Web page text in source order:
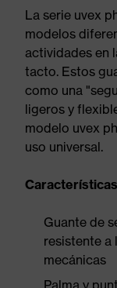
La serie uvex
modelos
actividades en
tacto. Estos
como una
ligeros y
modelo uvex
uso universal.
Guante de
resistente a
mecánicas
Palma y